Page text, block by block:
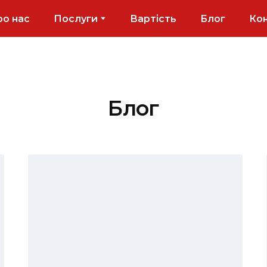
нас Послуги Вартість Блог
Блог